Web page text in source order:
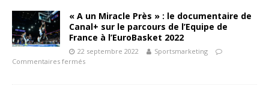
« A un Miracle Près » : le documentaire de
Canal+ sur le parcours de l’Equipe de
France à l’EuroBasket 2022
22 septembre 2022
Sportsmarketing
Commentaires fermés